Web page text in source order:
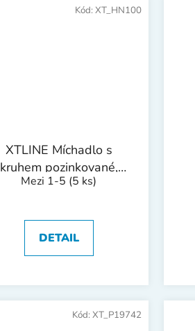
XTLINE Míchadlo s
kruhem pozinkované,
šestihranná stopka |
Mezi 1-5 (5 ks)
DETAIL
Kód: XT_HN100
Kód: XT_P19742